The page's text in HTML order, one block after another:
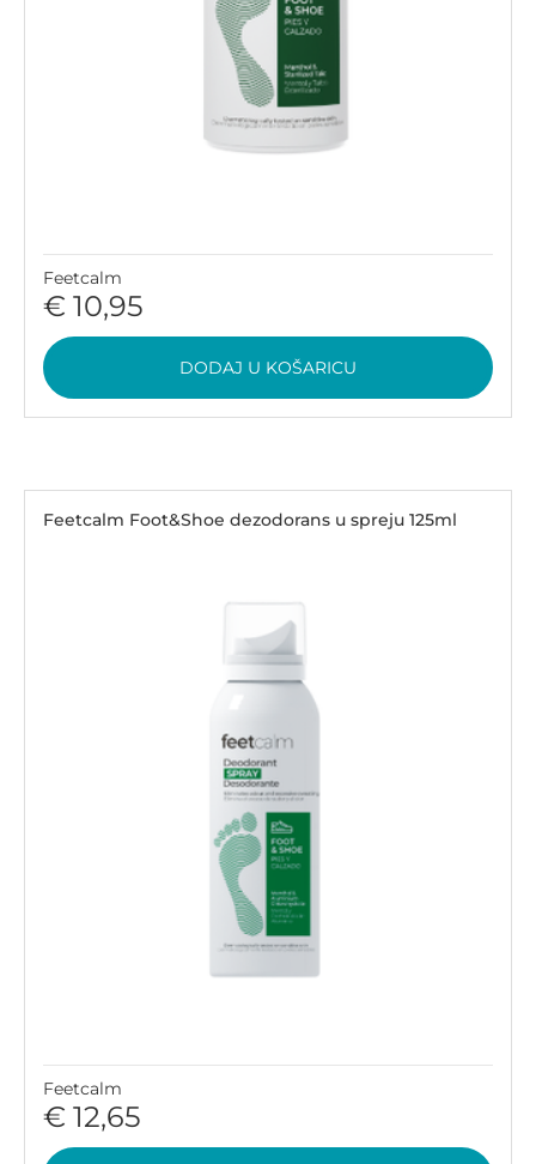
Feetcalm
€ 10,95
DODAJ U KOŠARICU
Feetcalm Foot&Shoe dezodorans u spreju 125ml
Feetcalm
€ 12,65